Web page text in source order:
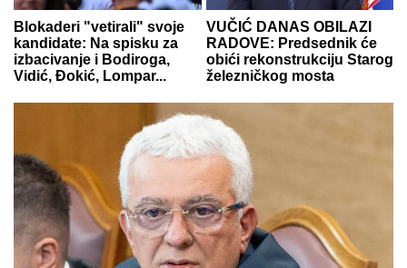
Blokaderi "vetirali" svoje
kandidate: Na spisku za
izbacivanje i Bodiroga,
Vidić, Đokić, Lompar...
VUČIĆ DANAS OBILAZI
RADOVE: Predsednik će
obići rekonstrukciju Starog
železničkog mosta